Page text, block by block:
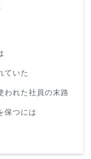
ていた
われた社員の末路
保つには